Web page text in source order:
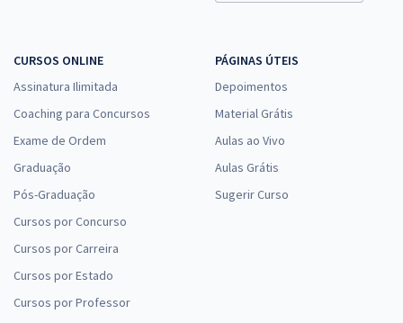
CURSOS ONLINE
Assinatura Ilimitada
Coaching para Concursos
Exame de Ordem
Graduação
Pós-Graduação
Cursos por Concurso
Cursos por Carreira
Cursos por Estado
Cursos por Professor
PÁGINAS ÚTEIS
Depoimentos
Material Grátis
Aulas ao Vivo
Aulas Grátis
Sugerir Curso